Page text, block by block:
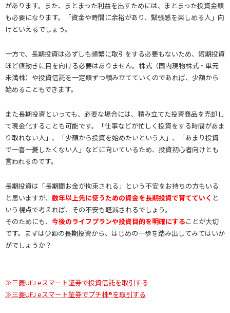
があります。また、まとまった利益を出すためには、まとまった投資金額
も必要になります。「資金や時間に余裕があり、緊張感を楽しめる人」向
けといえるでしょう。
一方で、長期投資は必ずしも頻繁に取引をする必要もないため、短期投資
ほど値動きに目を向ける必要はありません。株式（国内現物株式・単元
未満株）や投資信託を一定額ずつ積み立てていくのであれば、少額から
始めることもできます。
また長期投資といっても、必要な場合には、積み立てた投資商品を売却し
て現金化することも可能です。「仕事などが忙しく投資をする時間があま
り取れない人」、「少額から投資を始めたいという人」、「あまり投資
で一喜一憂したくない人」などに向いているため、投資初心者向けとも
言われるのです。
長期投資は「長期間お金が拘束される」という不安をお持ちの方もいる
と思いますが、 数年以上先に使うための資金を長期投資で育てていく と
いう視点で考えれば、その不安も軽減されるでしょう。
そのためにも、 今後のライフプランや投資目的を明確にすることが大切
です。まずは少額の長期投資から、はじめの一歩を踏み出してみてはいか
がでしょうか？
≫三菱UFJ eスマート証券で投資信託を取引する
≫三菱UFJ eスマート証券でプチ株®を取引する